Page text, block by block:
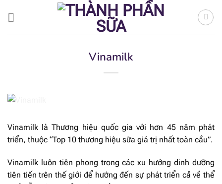
Vinamilk
Vinamilk là Thương hiệu quốc gia với hơn 45 năm phát
triển, thuộc “Top 10 thương hiệu sữa giá trị nhất toàn cầu”.
Vinamilk luôn tiên phong trong các xu hướng dinh dưỡng
tiên tiến trên thế giới để hướng đến sự phát triển cả về thể